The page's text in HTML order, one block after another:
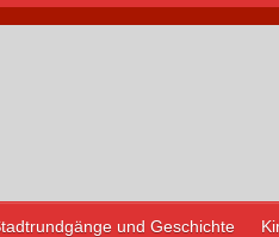
und Geschichte